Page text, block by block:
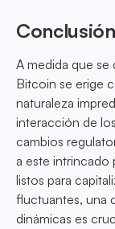
Conclusión
A medida que se
Bitcoin se erige
naturaleza
interacción de
cambios
a este intrincado
listos para
fluctuantes, una
dinámicas es